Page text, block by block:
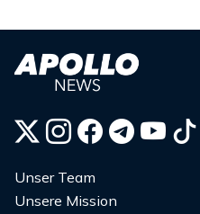
Unser Team
Unsere Mission